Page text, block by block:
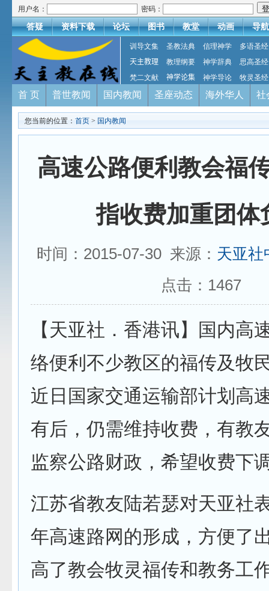
用户名： 密码：
答疑 资料下载 论坛 图书 教堂 动画 导航
训导文集 圣教法典 信理神学
多语圣经
天主教理
教理纲要 神学辞典
思高圣经
梵二文献
神学论集 神学导论 牧灵圣经
首 页 普世教闻 国内教闻 圣座动态 海外华人 社
您当前的位置： 首页 > 国内教闻
高速公路便利教会福
指收费加重团体
时间：2015-07-30 来源： 天亚社
点击： 1467
【天亚社．香港讯】国内高
络便利不少教区的福传及牧
近日国家交通运输部计划高
有后，仍需维持收费，有教
监察公路财政，希望收费下
江苏省教友陆若瑟对天亚社
年高速路网的形成，方便了
高了教会牧灵福传和教务工